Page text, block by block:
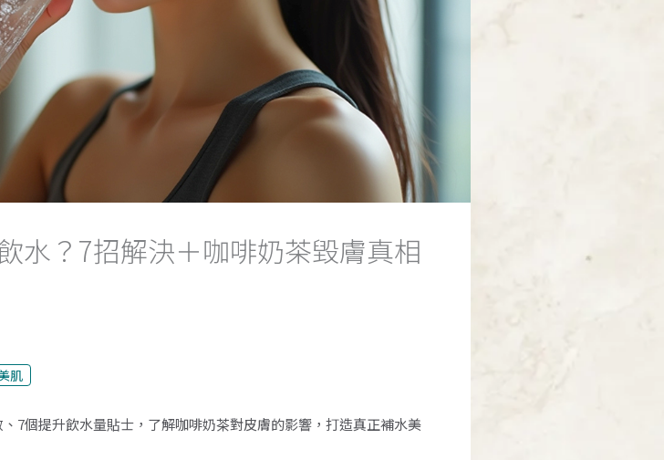
水？7招解決＋咖啡奶茶毀膚真相
肌
7個提升飲水量貼士，了解咖啡奶茶對皮膚的影響，打造真正補水美